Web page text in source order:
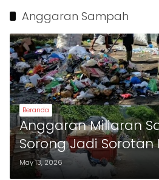
Anggaran Sampah
Beranda
Anggaran Miliaran
Sorong Jadi Sorotan
May 13, 2026